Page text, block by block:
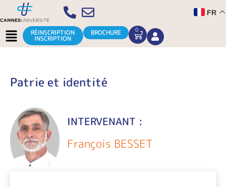
Aller
au
contenu
FR
Menu RÉINSCRIPTION
INSCRIPTION
BROCHURE 0
CART
Patrie et identité
INTERVENANT :
François BESSET